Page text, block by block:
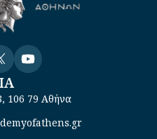
Visit
106 79 Αθήνα